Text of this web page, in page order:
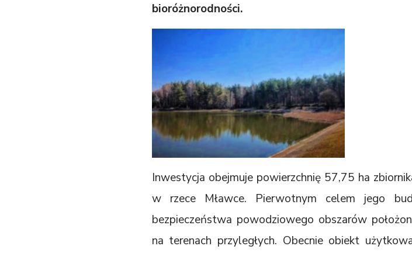
bioróżnorodności.
Inwestycja obejmuje powierzchnię 57,75 ha
w rzece Mławce. Pierwotnym celem jego
bezpieczeństwa powodziowego obszarów
na terenach przyległych. Obecnie obiekt